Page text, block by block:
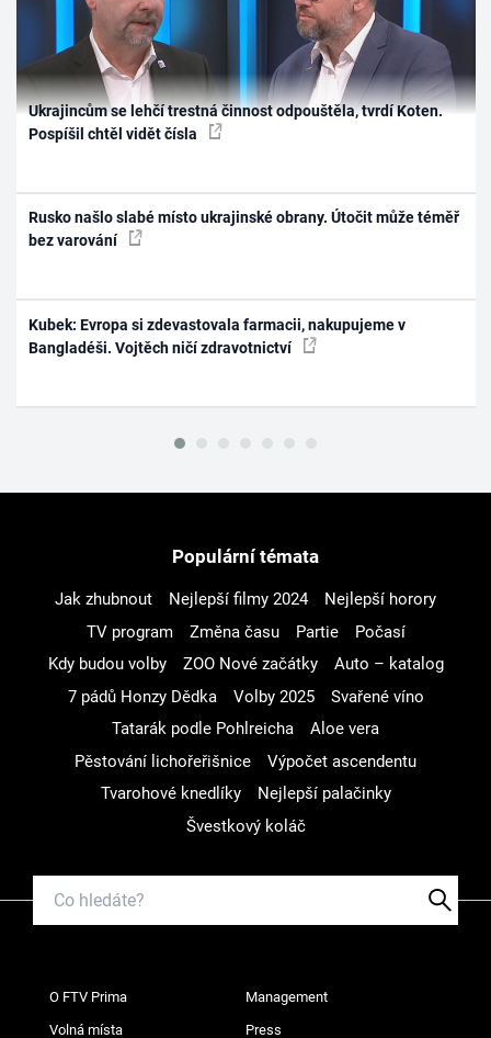
Ukrajincům se lehčí trestná činnost odpouštěla, tvrdí Koten.
Pospíšil chtěl vidět čísla
Rusko našlo slabé místo ukrajinské obrany. Útočit může téměř
bez varování
Kubek: Evropa si zdevastovala farmacii, nakupujeme v
Bangladéši. Vojtěch ničí zdravotnictví
Populární témata
Jak zhubnout Nejlepší filmy 2024
Nejlepší horory
TV program
Změna času Partie
Počasí
Kdy budou volby
ZOO Nové začátky
Auto – katalog
7 pádů Honzy Dědka
Volby 2025
Svařené víno
Tatarák podle Pohlreicha
Aloe vera
Pěstování lichořeřišnice
Výpočet ascendentu
Tvarohové knedlíky
Nejlepší palačinky
Švestkový koláč
O FTV Prima Management
Volná místa Press